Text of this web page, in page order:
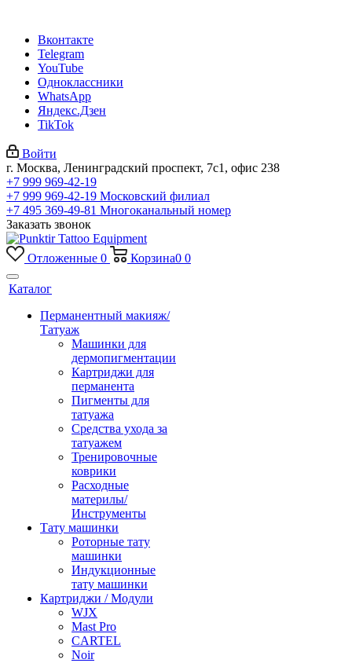
Вконтакте
Telegram
YouTube
Одноклассники
WhatsApp
Яндекс.Дзен
TikTok
Войти
г. Москва, Ленинградский проспект, 7с1, офис 238
+7 999 969-42-19
+7 999 969-42-19 Московский филиал
+7 495 369-49-81 Многоканальный номер
Заказать звонок
Отложенные 0 Корзина0 0
Каталог
Перманентный макияж/
Татуаж
Машинки для
дермопигментации
Картриджи для
перманента
Пигменты для
татуажа
Средства ухода за
татуажем
Тренировочные
коврики
Расходные
материлы/
Инструменты
Тату машинки
Роторные тату
машинки
Индукционные
тату машинки
Картриджи / Модули
WJX
Mast Pro
CARTEL
Noir